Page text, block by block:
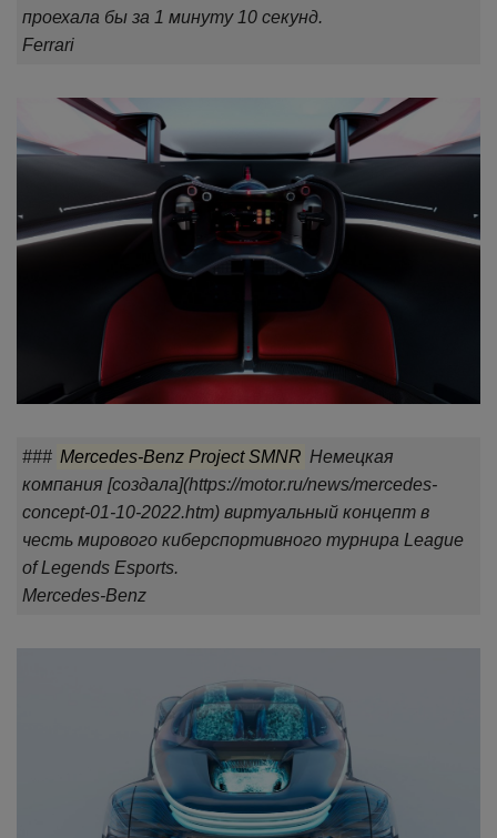
проехала бы за 1 минуту 10 секунд.
Ferrari
### Mercedes-Benz Project SMNR Немецкая
компания [создала](https://motor.ru/news/mercedes-
concept-01-10-2022.htm) виртуальный концепт в
честь мирового киберспортивного турнира League
of Legends Esports.
Mercedes-Benz